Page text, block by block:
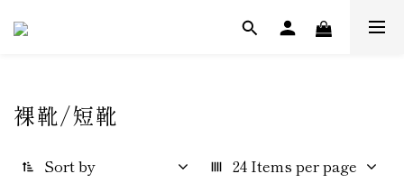
裸靴/短靴
Sort by 24 Items per page